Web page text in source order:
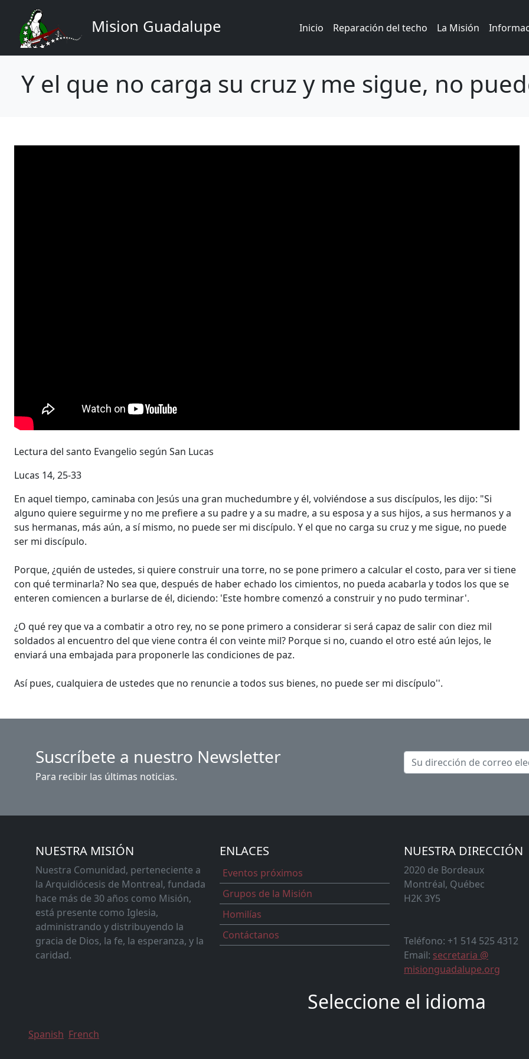
Pasar al contenido principal
Navegación principal
Mision Guadalupe Inicio Reparación del techo La Misión
Y el que no carga su cruz y me sigue, no
Lectura del santo Evangelio según San Lucas
Lucas 14, 25-33
En aquel tiempo, caminaba con Jesús una gran muchedumbre y él, volviéndose a sus discípulos, les dijo: "Si
alguno quiere seguirme y no me prefiere a su padre y a su madre, a su esposa y a sus hijos, a sus hermanos y a
sus hermanas, más aún, a sí mismo, no puede ser mi discípulo. Y el que no carga su cruz y me sigue, no puede
ser mi discípulo.
Porque, ¿quién de ustedes, si quiere construir una torre, no se pone primero a calcular el costo, para ver si tiene
con qué terminarla? No sea que, después de haber echado los cimientos, no pueda acabarla y todos los que se
enteren comiencen a burlarse de él, diciendo: 'Este hombre comenzó a construir y no pudo terminar'.
¿O qué rey que va a combatir a otro rey, no se pone primero a considerar si será capaz de salir con diez mil
soldados al encuentro del que viene contra él con veinte mil? Porque si no, cuando el otro esté aún lejos, le
enviará una embajada para proponerle las condiciones de paz.
Así pues, cualquiera de ustedes que no renuncie a todos sus bienes, no puede ser mi discípulo''.
Suscríbete a nuestro Newsletter
Para recibir las últimas noticias.
NUESTRA MISIÓN
Nuestra Comunidad, perteneciente a
la Arquidiócesis de Montreal, fundada
hace más de 30 años como Misión,
está presente como Iglesia,
administrando y distribuyendo la
gracia de Dios, la fe, la esperanza, y la
caridad.
ENLACES
Eventos próximos
Grupos de la Misión
Homilías
Contáctanos
NUESTRA DIRECCIÓN
2020 de Bordeaux
Montréal, Québec
H2K 3Y5
Teléfono: +1 514 525 4312
Email: secretaria @
misionguadalupe.org
Seleccione el idioma
Spanish French